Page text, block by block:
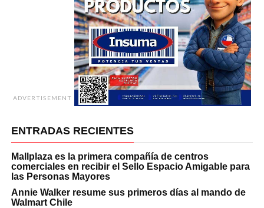
ADVERTISEMENT
ENTRADAS RECIENTES
Mallplaza es la primera compañía de centros
comerciales en recibir el Sello Espacio Amigable para
las Personas Mayores
Annie Walker resume sus primeros días al mando de
Walmart Chile